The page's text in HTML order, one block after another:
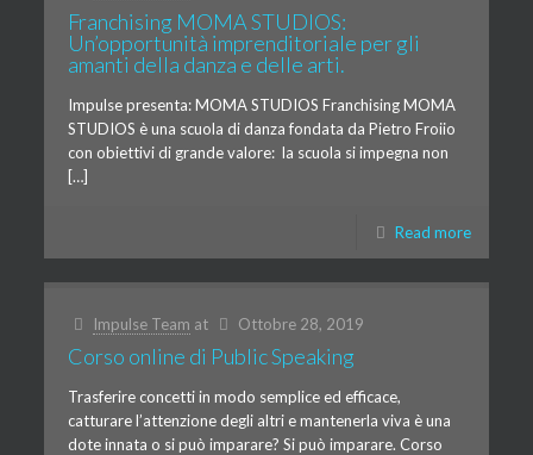
Franchising MOMA STUDIOS:
Un’opportunità imprenditoriale per gli
amanti della danza e delle arti.
Impulse presenta: MOMA STUDIOS Franchising MOMA
STUDIOS è una scuola di danza fondata da Pietro Froiio
con obiettivi di grande valore: la scuola si impegna non
[…]
Read more
Impulse Team at Ottobre 28, 2019
Corso online di Public Speaking
Trasferire concetti in modo semplice ed efficace,
catturare l’attenzione degli altri e mantenerla viva è una
dote innata o si può imparare? Si può imparare. Corso